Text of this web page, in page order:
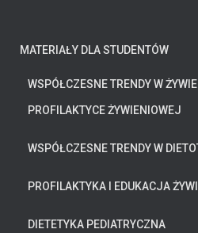
MATERIAŁY DLA STUDENTÓW
WSPÓŁCZESNE TRENDY W
PROFILAKTYCE ŻYWIENIOWEJ
WSPÓŁCZESNE TRENDY W
PROFILAKTYKA I EDUKACJA
DIETETYKA PEDIATRYCZNA